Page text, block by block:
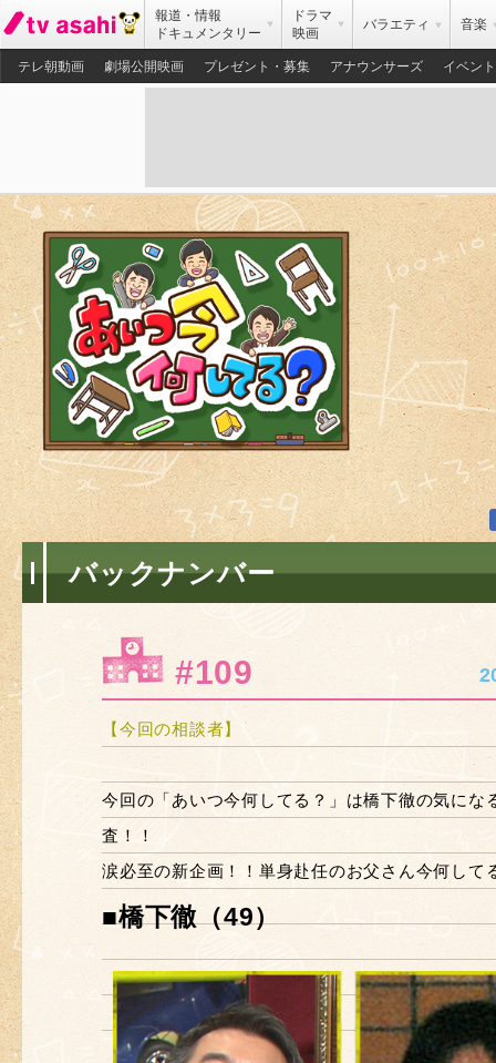
報道・情報
ドキュメンタリー
ドラマ
映画
バラエティ 音楽
テレ朝動画 劇場公開映画 プレゼント・募集 アナウンサーズ イベント
バックナンバー
#109
【今回の相談者】
今回の「あいつ今何してる？」は橋下徹の気にな
査！！
涙必至の新企画！！単身赴任のお父さん今何して
■橋下徹（49）